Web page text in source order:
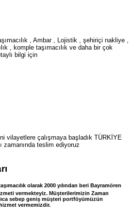
, Ambar , Lojistik , şehiriçi nakliye ,
, komple taşımacılık ve daha bir çok
bilgi için
vilayetlere çalışmaya başladık TÜRKİYE
zamanında teslim ediyoruz
olarak 2000 yılından beri Bayramören
vermekteyiz. Müşterilerimizin Zaman
sebep geniş müşteri portföyümüzün
vermemizdir.